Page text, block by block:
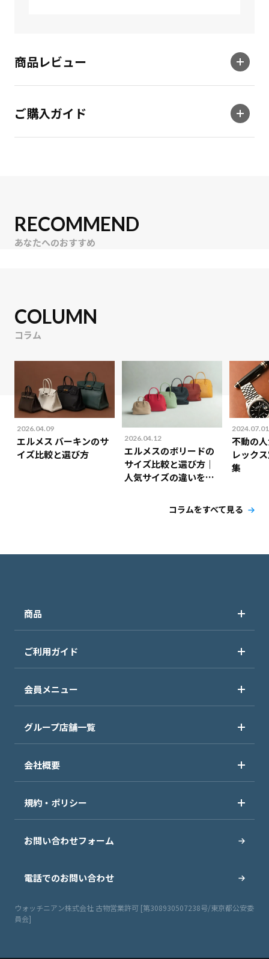
商品レビュー
ご購入ガイド
RECOMMEND
あなたへのおすすめ
COLUMN
コラム
2026.04.09
エルメス バーキンのサ
イズ比較と選び方
2026.04.12
エルメスのボリードの
サイズ比較と選び方｜
人気サイズの違いを解
2024.07.01
不動の
レック
集
コラムをすべて見る
商品
ご利用ガイド
会員メニュー
グループ店舗一覧
会社概要
規約・ポリシー
お問い合わせフォーム
電話でのお問い合わせ
ウォッチニアン株式会社 古物営業許可 [第308930507238号/東京都公安委
員会]